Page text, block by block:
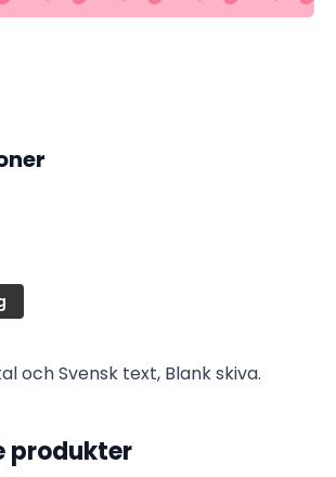
och Svensk text, Blank skiva.
produkter